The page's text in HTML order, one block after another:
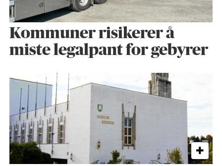
Kommuner risikerer å
miste legalpant for gebyrer